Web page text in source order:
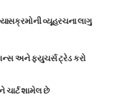
વ્યૂહરચના લાગુ
અને ફ્યુચર્સ ટ્રેડ કરો
ચાર્ટ શામેલ છે